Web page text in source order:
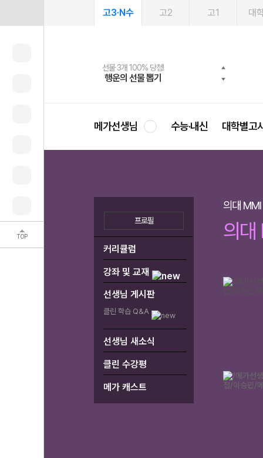
TOP
고3·N수 고2 고1 대
선물 3개 100% 당첨!
행운의 선물 뽑기
선물 100% 증정!
메가스터디 X 올리브
여름방학 스터디 캐시백
메가런 썸머스쿨
2027 러셀 단과
강사 공개선발
스마트러닝앱
설문 EVENT
메가패스
3일 무료 체험권
메가패스 수강생 무료혜택!
메가클럽 멤버십
사회공헌 캠페인
희망이룸 메가나눔
메가선생님 수능·내신 대학별고
커리큘럼
강좌 및 교재
선생님 게시판
클린 학습 Q&A
선생님 새소식
클린 수강평
메가 캐스트
의대
의대
프로필